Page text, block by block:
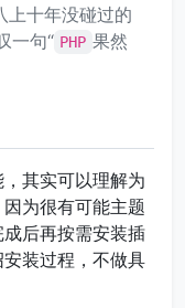
上十年没碰过的
一句“ PHP 果然
其实可以理解为
为很有可能主题
后再按需安装插
装过程，不做具